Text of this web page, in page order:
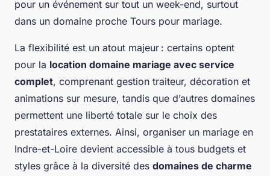
pour un événement sur tout un week-end, surtout
dans un domaine proche Tours pour mariage.
La flexibilité est un atout majeur : certains optent
pour la location domaine mariage avec service
complet, comprenant gestion traiteur, décoration et
animations sur mesure, tandis que d’autres domaines
permettent une liberté totale sur le choix des
prestataires externes. Ainsi, organiser un mariage en
Indre-et-Loire devient accessible à tous budgets et
styles grâce à la diversité des domaines de charme